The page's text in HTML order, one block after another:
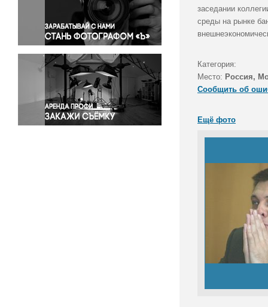
Правосудие
Происшествия и конфликты
Религия
Светская жизнь
Спорт
Экология
Экономика и бизнес
заседании
среды на рынке
Категория:
Место: Россия,
Сообщить об
Ещё фото